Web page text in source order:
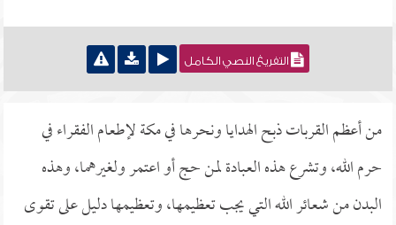
التفريغ النصي الكامل
من أعظم القربات ذبح الهدايا ونحرها في مكة لإطعام الفقراء في
حرم الله، وتشرع هذه العبادة لمن حج أو اعتمر ولغيرهما، وهذه
البدن من شعائر الله التي يجب تعظيمها، وتعظيمها دليل على تقوى